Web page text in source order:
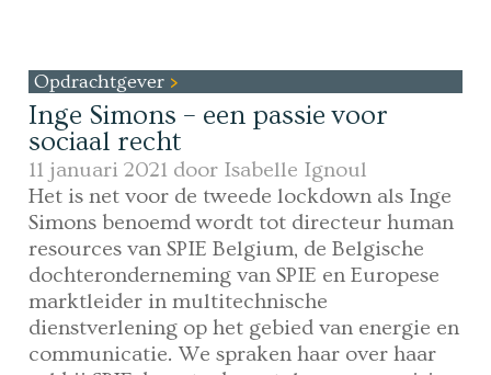
Opdrachtgever
Inge Simons – een passie voor
sociaal recht
11 januari 2021 door Isabelle Ignoul
Het is net voor de tweede lockdown als Inge
Simons benoemd wordt tot directeur human
resources van SPIE Belgium, de Belgische
dochteronderneming van SPIE en Europese
marktleider in multitechnische
dienstverlening op het gebied van energie en
communicatie. We spraken haar over haar